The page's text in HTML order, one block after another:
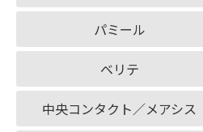
パミール
ベリテ
中央コンタクト／メアシス